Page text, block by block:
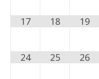
17 18 19
24 25 26